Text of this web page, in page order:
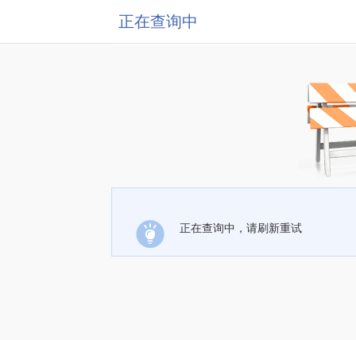
正在查询中
正在查询中，请刷新重试